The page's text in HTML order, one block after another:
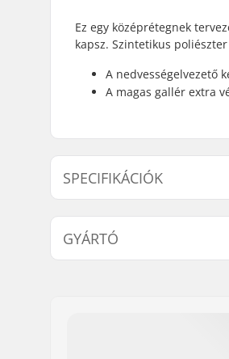
Ez egy középrétegnek
kapsz. Szintetikus
A nedvességelvezető
A magas gallér extra
SPECIFIKÁCIÓK
Tevékenység:
Extra jellemzők:
GYÁRTÓ